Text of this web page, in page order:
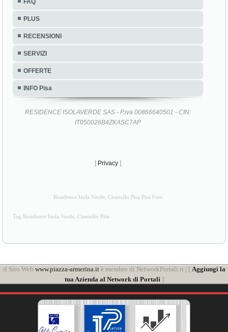
FAQ
PLUS
RECENSIONI
SERVIZI
OFFERTE
INFO Pisa
RESIDENCE ISOLAVERDE SAS - P.iva 00866640501 - CIN:
IT050026B4ZKASC7AP
[ Privacy ]
Residence Isola Verde, Cisanello Pisa Pisa Foto
Tag Residence Isola Verde, Cisanello Pisa
il Sito Web www.piazza-armerina.itè membro di NetworkPortali.it | [ Aggiungi la
tua Azienda al Network di Portali]